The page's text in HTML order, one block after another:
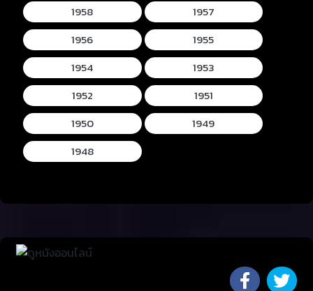
1958
1957
1956
1955
1954
1953
1952
1951
1950
1949
1948